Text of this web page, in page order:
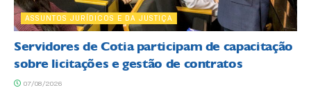
ASSUNTOS JURÍDICOS E DA JUSTIÇA
Servidores de Cotia participam de capacitação
sobre licitações e gestão de contratos
07/08/2026